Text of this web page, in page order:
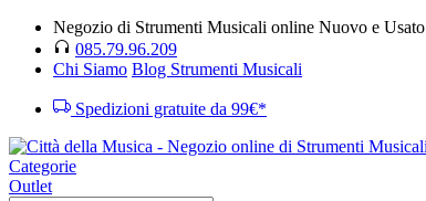
Negozio di Strumenti Musicali online Nuovo e Usato
085.79.96.209
Chi Siamo Blog Strumenti Musicali
Spedizioni gratuite da 99€*
Categorie
Outlet